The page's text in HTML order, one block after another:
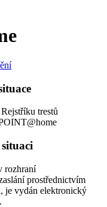
trestů
rozhraní
prostřednictvím
je vydán elektronický